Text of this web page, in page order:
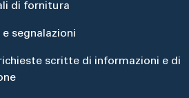
di fornitura
segnalazioni
scritte di informazioni e di